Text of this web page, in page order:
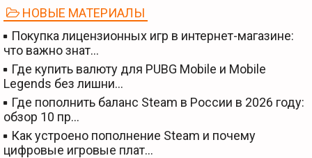
НОВЫЕ МАТЕРИАЛЫ
Покупка лицензионных игр в интернет-магазине:
что важно знат…
Где купить валюту для PUBG Mobile и Mobile
Legends без лишни…
Где пополнить баланс Steam в России в 2026 году:
обзор 10 пр…
Как устроено пополнение Steam и почему
цифровые игровые плат…